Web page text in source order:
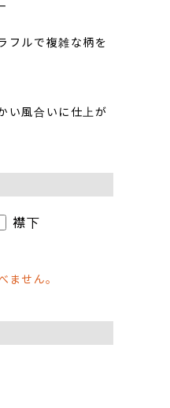
フルで複雑な柄を
い風合いに仕上が
襟下
ません。